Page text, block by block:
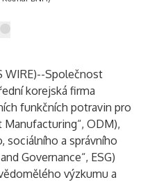
WIRE)--Společnost
korejská firma
funkčních potravin pro
ODM),
sociálního a správního
Governance“, ESG)
výzkumu a